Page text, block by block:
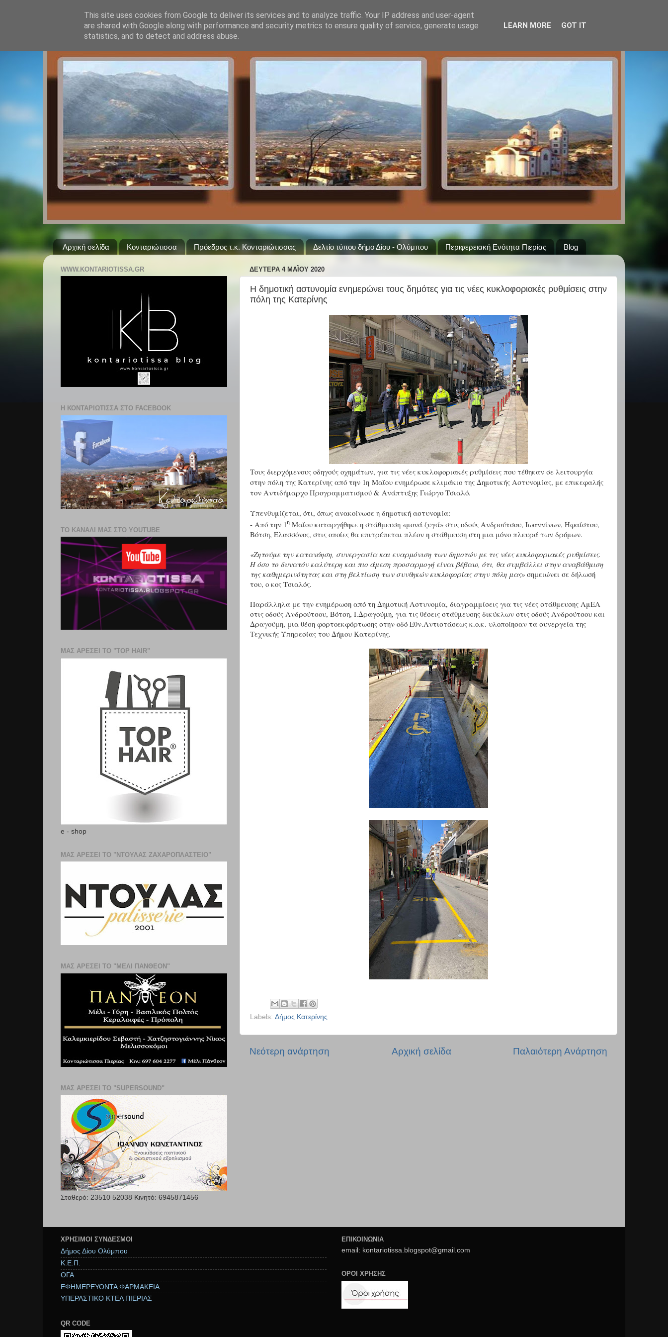
Αρχική σελίδα Κονταριώτισσα Πρόεδρος τ.κ. Κονταριώτισσας Δελτίο τύπου δήμο Δίου - Ολύμπου Περιφερειακή Ενότητα Πιερίας Blog
ΔΕΥΤΈΡΑ 4 ΜΑΪ́ΟΥ 2020
Η δημοτική αστυνομία ενημερώνει τους δημότες για τις νέες κυκλοφοριακές ρυθμίσεις στην
πόλη της Κατερίνης
Τους διερχόμενους οδηγούς οχημάτων, για τις νέες κυκλοφοριακές ρυθμίσεις που τέθηκαν σε λειτουργία
στην πόλη της Κατερίνης από την 1η Μαΐου ενημέρωσε κλιμάκιο της Δημοτικής Αστυνομίας, με επικεφαλής
τον Αντιδήμαρχο Προγραμματισμού & Ανάπτυξης Γιώργο Τσιαλό.
Υπενθυμίζεται, ότι, όπως ανακοίνωσε η δημοτική αστυνομία:
- Από την 1η Μαΐου καταργήθηκε η στάθμευση «μονά ζυγά» στις οδούς Ανδρούτσου, Ιωαννίνων, Ηφαίστου,
Βότση, Ελασσόνος, στις οποίες θα επιτρέπεται πλέον η στάθμευση στη μια μόνο πλευρά των δρόμων.
«Ζητούμε την κατανόηση, συνεργασία και εναρμόνιση των δημοτών με τις νέες κυκλοφοριακές ρυθμίσεις.
Η όσο το δυνατόν καλύτερη και πιο άμεση προσαρμογή είναι βέβαιο, ότι, θα συμβάλλει στην αναβάθμιση
της καθημερινότητας και στη βελτίωση των συνθηκών κυκλοφορίας στην πόλη μας» σημειώνει σε δήλωσή
του, ο κος Τσιαλός.
Παράλληλα με την ενημέρωση από τη Δημοτική Αστυνομία, διαγραμμίσεις για τις νέες στάθμευσης ΑμΕΑ
στις οδούς Ανδρούτσου, Βότση, Ι.Δραγούμη, για τις θέσεις στάθμευσης δικύκλων στις οδούς Ανδρούτσου και
Δραγούμη, μια θέση φορτοεκφόρτωσης στην οδό Εθν.Αντιστάσεως κ.ο.κ. υλοποίησαν τα συνεργεία της
Τεχνικής Υπηρεσίας του Δήμου Κατερίνης.
Labels: Δήμος Κατερίνης
Νεότερη ανάρτηση Παλαιότερη Ανάρτηση
Αρχική σελίδα
WWW.KONTARIOTISSA.GR
Η ΚΟΝΤΑΡΙΩΤΙΣΣΑ ΣΤΟ FACEBOOK
ΤΟ ΚΑΝΑΛΙ ΜΑΣ ΣΤΟ YOUTUBE
ΜΑΣ ΑΡΕΣΕΙ ΤΟ "TOP HAIR"
e - shop
ΜΑΣ ΑΡΕΣΕΙ ΤΟ "ΝΤΟΥΛΑΣ ΖΑΧΑΡΟΠΛΑΣΤΕΊΟ"
ΜΑΣ ΑΡΕΣΕΙ ΤΟ "ΜΕΛΙ ΠΑΝΘΕΟΝ"
ΜΑΣ ΑΡΕΣΕΙ ΤΟ "SUPERSOUND"
Σταθερό: 23510 52038 Κινητό: 6945871456
ΧΡΉΣΙΜΟΙ ΣΥΝΔΕΣΜΟΙ
Δήμος Δίου Ολύμπου
Κ.Ε.Π.
ΟΓΑ
ΕΦΗΜΕΡΕΥΟΝΤΑ ΦΑΡΜΑΚΕΙΑ
ΥΠΕΡΑΣΤΙΚΟ ΚΤΕΛ ΠΙΕΡΙΑΣ
QR CODE
ΕΠΙΚΟΙΝΩΝΙΑ
email: kontariotissa.blogspot@gmail.com
ΟΡΟΙ ΧΡΗΣΗΣ
This site uses cookies from Google to deliver its services and to analyze traffic. Your IP address and user-agent
are shared with Google along with performance and security metrics to ensure quality of service, generate usage
statistics, and to detect and address abuse.
LEARN MORE GOT IT